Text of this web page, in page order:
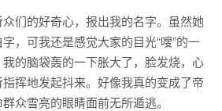
们的好奇心，报出我的名字。虽然她
，可我还是感觉大家的目光“嗖”的一
的脑袋轰的一下胀大了，脸发烧，心
挥地发起抖来。好像我真的变成了帝
众雪亮的眼睛面前无所遁逃。